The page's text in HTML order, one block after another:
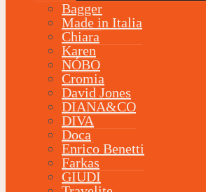
Bagger
Made in Italia
Chiara
Karen
NÓBO
Cromia
David Jones
DIANA&CO
DIVA
Doca
Enrico Benetti
Farkas
GIUDI